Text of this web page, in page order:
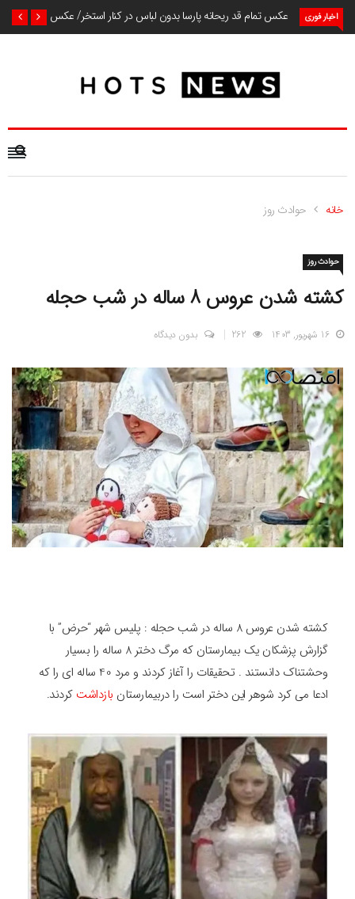
اخبار فوری عکس تمام قد ریحانه پارسا بدون لباس در کنار استخر/ عکس
خانه حوادث روز
حوادث روز
کشته شدن عروس 8 ساله در شب حجله
16 شهریور, 1403 بدون دیدگاه
کشته شدن عروس 8 ساله در شب حجله : پلیس شهر “حرض” با
گزارش پزشکان یک بیمارستان که مرگ دختر 8 ساله را بسیار
وحشتناک دانستند . تحقیقات را آغاز کردند و مرد 40 ساله ای را که
ادعا می کرد شوهر این دختر است را دربیمارستان بازداشت کردند.